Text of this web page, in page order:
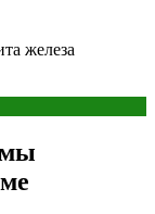
железа